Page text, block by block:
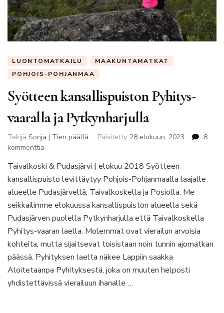
LUONTOMATKAILU
MAAKUNTAMATKAT
POHJOIS-POHJANMAA
Syötteen kansallispuiston Pyhitys-
vaaralla ja Pytkynharjulla
Tekijä Sonja | Tien päällä Päivitetty 28 elokuun, 2023
8
kommenttia
kansallispuiston
Pyhitys-
vaaralla
Pytkynharjulla
Taivalkoski & Pudasjärvi | elokuu 2018 Syötteen
kansallispuisto levittäytyy Pohjois-Pohjanmaalla laajalle
alueelle Pudasjärvellä, Taivalkoskella ja Posiolla. Me
seikkailimme elokuussa kansallispuiston alueella sekä
Pudasjärven puolella Pytkynharjulla että Taivalkoskella
Pyhitys-vaaran laella. Molemmat ovat vierailun arvoisia
kohteita, mutta sijaitsevat toisistaan noin tunnin ajomatkan
päässä. Pyhityksen laelta näkee Lappiin saakka
Aloitetaanpa Pyhityksestä, joka on muuten helposti
yhdistettävissä vierailuun ihanalle …